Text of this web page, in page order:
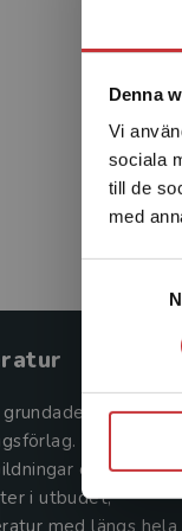
Denna
Vi
sociala
till de
med
1963 och
Med
och digitala
i utbudet,
med längs hela